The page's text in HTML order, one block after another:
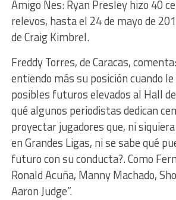
Amigo Nes: Ryan Presley hizo 40
relevos, hasta el 24 de mayo de
de Craig Kimbrel.
Freddy Torres, de Caracas,
entiendo más su posición cuando
posibles futuros elevados al Hall
qué algunos periodistas dedican
proyectar jugadores que, ni
en Grandes Ligas, ni se sabe qué
futuro con su conducta?. Como
Ronald Acuña, Manny Machado,
Aaron Judge”.